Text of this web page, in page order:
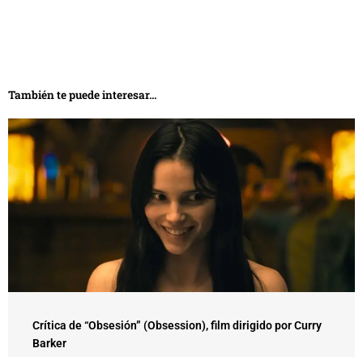
También te puede interesar...
Crítica de “Obsesión” (Obsession), film dirigido por Curry
Barker